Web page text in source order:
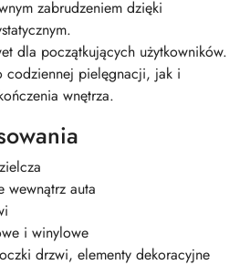
zabrudzeniem dzięki
dla początkujących użytkowników.
codziennej pielęgnacji, jak i
wnętrza.
wewnątrz auta
i winylowe
drzwi, elementy dekoracyjne